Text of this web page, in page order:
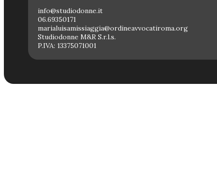
info@studiodonne.it
06.69350171
marialuisamissiaggia@ordineavvocatiroma.org
Studiodonne M&R S.r.l.s.
P.IVA: 13375071001